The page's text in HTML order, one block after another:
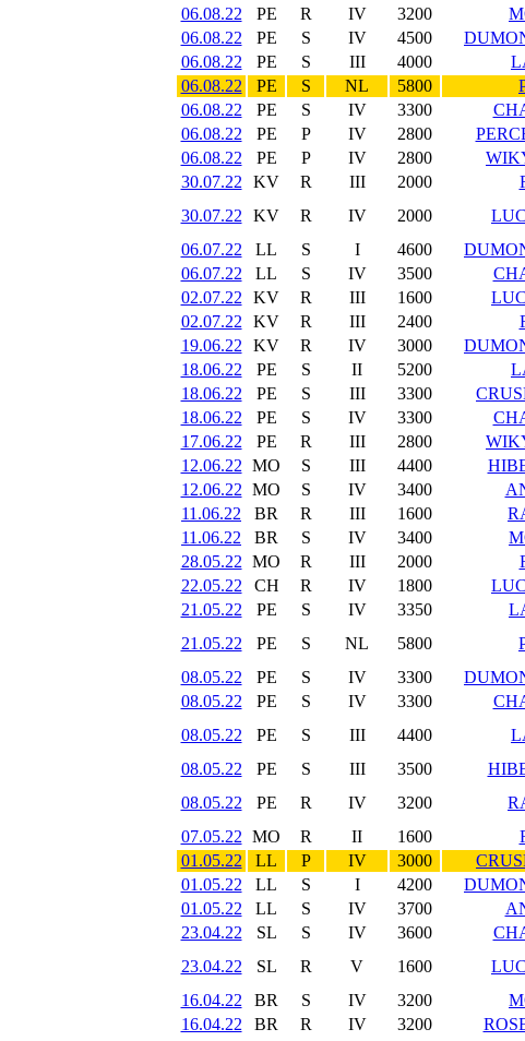
06.08.22
PE R IV 3200
06.08.22
PE S IV 4500
06.08.22
PE S III 4000
06.08.22
PE S NL 5800
06.08.22
PE S IV 3300
06.08.22
PE P IV 2800
06.08.22
PE P IV 2800
30.07.22
KV R III 2000
30.07.22
KV R IV 2000
06.07.22
LL S I 4600
06.07.22
LL S IV 3500
02.07.22
KV R III 1600
02.07.22
KV R III 2400
19.06.22
KV R IV 3000
18.06.22
PE S II 5200
18.06.22
PE S III 3300
18.06.22
PE S IV 3300
17.06.22
PE R III 2800
12.06.22 MO S III 4400
12.06.22 MO S IV 3400
11.06.22
BR R III 1600
11.06.22
BR S IV 3400
28.05.22 MO R III 2000
22.05.22
CH R IV 1800
21.05.22
PE S IV 3350
21.05.22
PE S NL 5800
08.05.22
PE S IV 3300
08.05.22
PE S IV 3300
08.05.22
PE S III 4400
08.05.22
PE S III 3500
08.05.22
PE R IV 3200
07.05.22 MO R II 1600
01.05.22
LL P IV 3000
01.05.22
LL S I 4200
01.05.22
LL S IV 3700
23.04.22
SL S IV 3600
23.04.22
SL R V 1600
16.04.22
BR S IV 3200
16.04.22
BR R IV 3200